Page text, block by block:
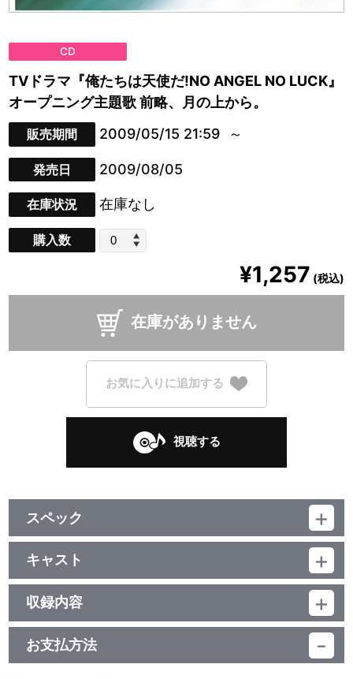
CD
TVドラマ『俺たちは天使だ!NO ANGEL NO LUCK』
オープニング主題歌 前略、月の上から。
販売期間 2009/05/15 21:59
発売日 2009/08/05
在庫状況 在庫なし
購入数
¥1,257 (税込)
在庫がありません
お気に入りに追加する
視聴する
スペック
品番：LACM-4636
ジャンル：邦楽ポップス
シングル
／16分
キャスト
及川光博
収録内容
お支払方法